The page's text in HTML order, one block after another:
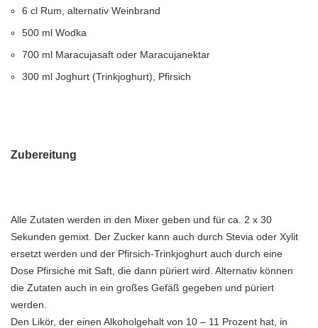
6 cl Rum, alternativ Weinbrand
500 ml Wodka
700 ml Maracujasaft oder Maracujanektar
300 ml Joghurt (Trinkjoghurt), Pfirsich
Zubereitung
Alle Zutaten werden in den Mixer geben und für ca. 2 x 30
Sekunden gemixt. Der Zucker kann auch durch Stevia oder Xylit
ersetzt werden und der Pfirsich-Trinkjoghurt auch durch eine
Dose Pfirsiche mit Saft, die dann püriert wird. Alternativ können
die Zutaten auch in ein großes Gefäß gegeben und püriert
werden.
Den Likör, der einen Alkoholgehalt von 10 – 11 Prozent hat, in